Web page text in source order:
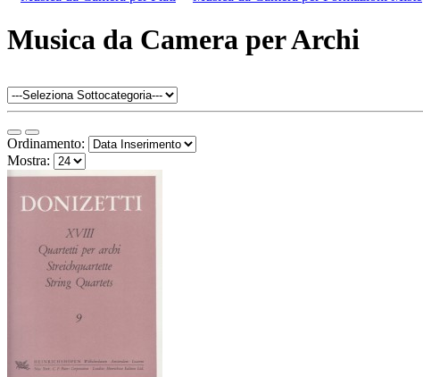
Musica da Camera per Archi
Ordinamento:
Mostra: